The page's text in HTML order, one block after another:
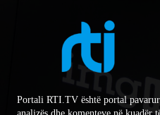
Portali RTI.TV është portal